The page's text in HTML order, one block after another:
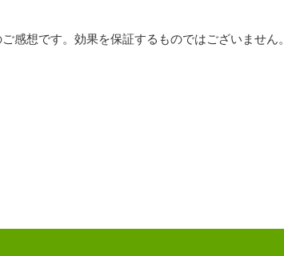
感想です。効果を保証するものではございません。